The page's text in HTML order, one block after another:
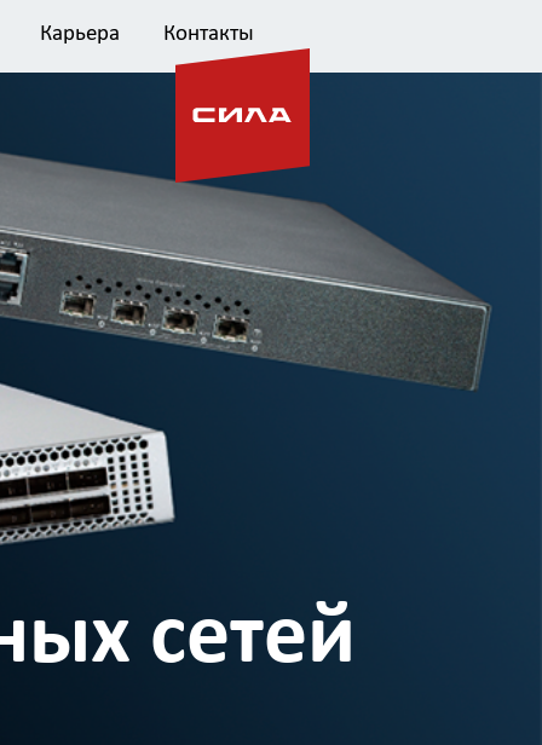
Карьера Контакты
сетей